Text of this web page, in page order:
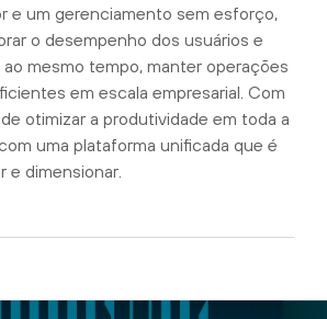
e um gerenciamento sem esforço,
o desempenho dos usuários e
mesmo tempo, manter operações
em escala empresarial. Com
otimizar a produtividade em toda a
uma plataforma unificada que é
e dimensionar.